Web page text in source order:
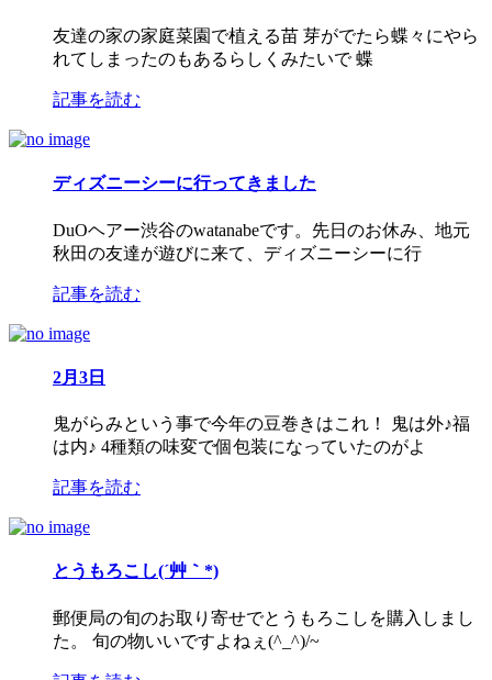
友達の家の家庭菜園で植える苗 芽がでたら蝶々にやら
れてしまったのもあるらしくみたいで 蝶
記事を読む
ディズニーシーに行ってきました
DuOヘアー渋谷のwatanabeです。先日のお休み、地元
秋田の友達が遊びに来て、ディズニーシーに行
記事を読む
2月3日
鬼がらみという事で今年の豆巻きはこれ！ 鬼は外♪福
は内♪ 4種類の味変で個包装になっていたのがよ
記事を読む
とうもろこし(´艸｀*)
郵便局の旬のお取り寄せでとうもろこしを購入しまし
た。 旬の物いいですよねぇ(^_^)/~